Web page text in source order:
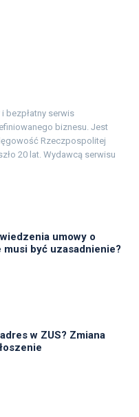
bezpłatny serwis
biznesu. Jest
Rzeczpospolitej
20 lat. Wydawcą serwisu
umowy o
musi być uzasadnienie?
w ZUS? Zmiana